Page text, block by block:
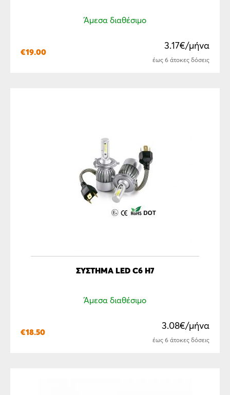
Άμεσα διαθέσιμο
€19.00
3.17€/μήνα
έως 6 άτοκες δόσεις
ΣΥΣΤΗΜΑ LED C6 H7
Άμεσα διαθέσιμο
€18.50
3.08€/μήνα
έως 6 άτοκες δόσεις